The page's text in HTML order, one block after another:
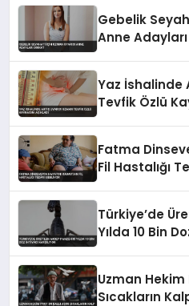
Gebelik
Anne
Yaz İshalinde
Tevfik Özlü
Fatma
Fil Hastalığı
Türkiye’de
Yılda 10 Bin
Uzman Hekim
Sıcakların